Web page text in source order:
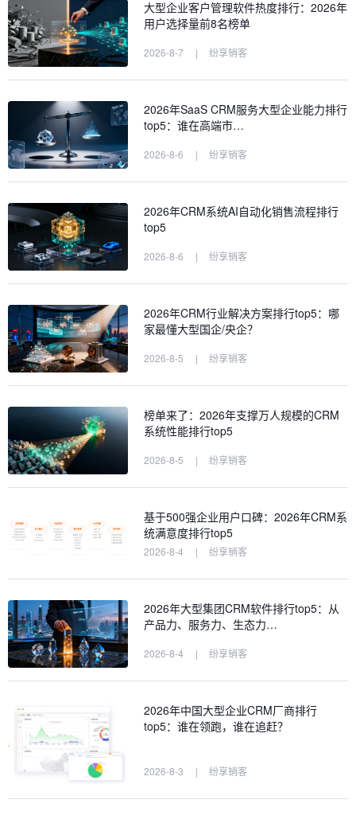
大型企业客户管理软件热度排行：2026年
用户选择量前8名榜单
2026-8-7 | 纷享销客
2026年SaaS CRM服务大型企业能力排行
top5：谁在高端市…
2026-8-6 | 纷享销客
2026年CRM系统AI自动化销售流程排行
top5
2026-8-6 | 纷享销客
2026年CRM行业解决方案排行top5：哪
家最懂大型国企/央企？
2026-8-5 | 纷享销客
榜单来了：2026年支撑万人规模的CRM
系统性能排行top5
2026-8-5 | 纷享销客
基于500强企业用户口碑：2026年CRM系
统满意度排行top5
2026-8-4 | 纷享销客
2026年大型集团CRM软件排行top5：从
产品力、服务力、生态力…
2026-8-4 | 纷享销客
2026年中国大型企业CRM厂商排行
top5：谁在领跑，谁在追赶？
2026-8-3 | 纷享销客